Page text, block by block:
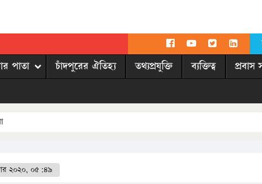
পাতা চাঁদপুরের ঐতিহ্য তথ্যপ্রযুক্তি ব্যক্তিত্ব প্রবাস
২০২০, ০৫:৪৯